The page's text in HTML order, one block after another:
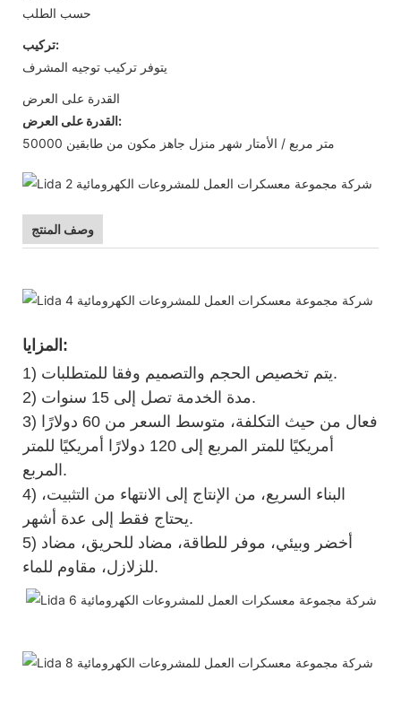
حسب الطلب
تركيب:
يتوفر تركيب توجيه المشرف
القدرة على العرض
القدرة على العرض:
50000 متر مربع / الأمتار شهر منزل جاهز مكون من طابقين
وصف المنتج
المزايا:
1) يتم تخصيص الحجم والتصميم وفقا للمتطلبات.
2) مدة الخدمة تصل إلى 15 سنوات.
3) فعال من حيث التكلفة، متوسط ​​السعر من 60 دولارًا
أمريكيًا للمتر المربع إلى 120 دولارًا أمريكيًا للمتر
المربع.
4) البناء السريع، من الإنتاج إلى الانتهاء من التثبيت،
يحتاج فقط إلى عدة أشهر.
5) أخضر وبيئي، موفر للطاقة، مضاد للحريق، مضاد
للزلازل، مقاوم للماء.